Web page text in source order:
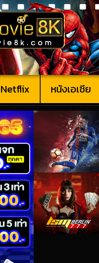
Netflix หนังเอเชีย